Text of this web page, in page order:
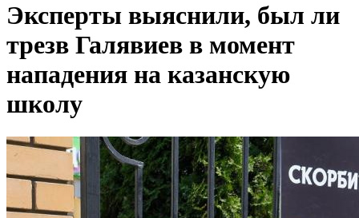
Эксперты выяснили, был ли
трезв Галявиев в момент
нападения на казанскую
школу